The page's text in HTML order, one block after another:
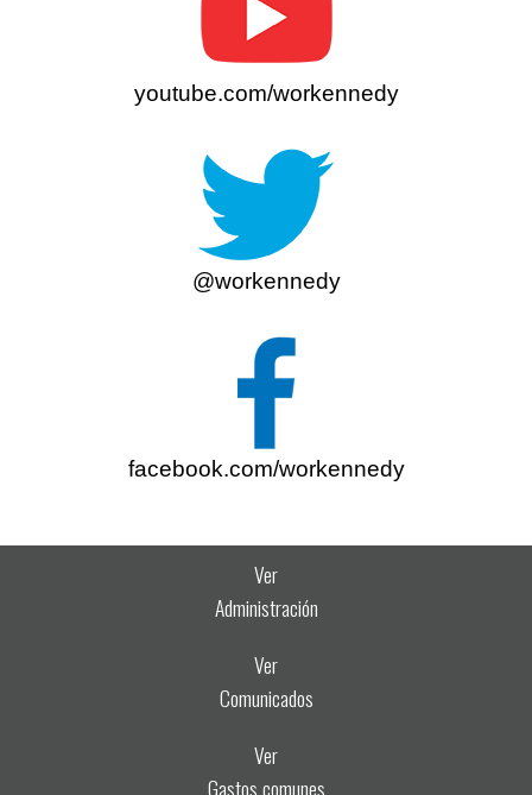
youtube.com/workennedy
@workennedy
facebook.com/workennedy
Ver
Administración
Ver
Comunicados
Ver
Gastos comunes